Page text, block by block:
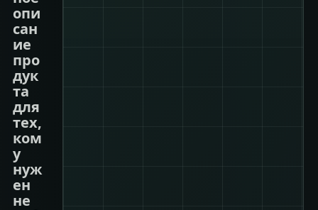
опи
сан
ие
про
дук
та
для
тех,
ком
у
нуж
ен
не